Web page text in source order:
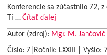
Konferencie sa zúčastnilo 72,
Tí … Čítať ďalej
Autor (zdroj): Mgr. M. Jančovič
Číslo: 7|Ročník: LXXIII | Vyšlo: